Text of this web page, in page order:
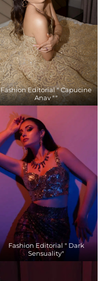
Fashion Editorial " Capucine
Anav ""
Fashion Editorial " Dark
Sensuality"